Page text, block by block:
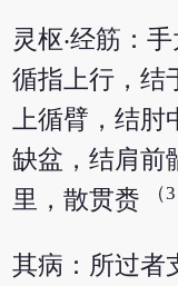
灵枢‧经筋：
循指上行，结
上循臂，结肘
缺盆，结肩前
里，散贯赉
（
其病：所过者